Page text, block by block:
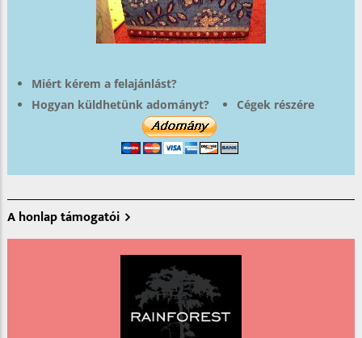
Miért kérem a felajánlást?
Hogyan küldhetünk adományt?
Cégek részére
A honlap támogatói